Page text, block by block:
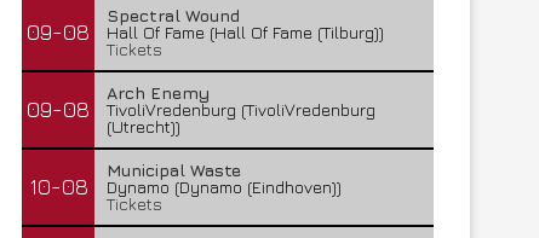
09-08
Spectral Wound
Hall Of Fame (Hall Of Fame (Tilburg))
Tickets
09-08
Arch Enemy
TivoliVredenburg (TivoliVredenburg
(Utrecht))
10-08
Municipal Waste
Dynamo (Dynamo (Eindhoven))
Tickets